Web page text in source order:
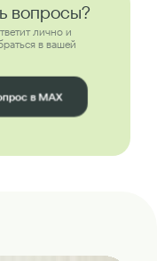
вопросы?
лично и
в вашей
в MAX